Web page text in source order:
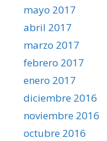
mayo 2017
abril 2017
marzo 2017
febrero 2017
enero 2017
diciembre 2016
noviembre 2016
octubre 2016